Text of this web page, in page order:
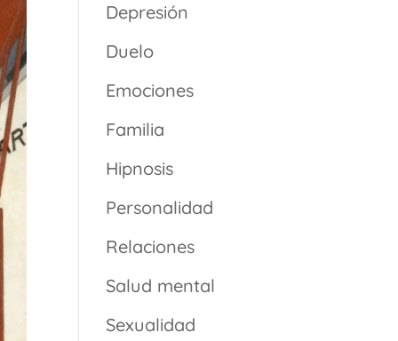
Depresión
Duelo
Emociones
Familia
Hipnosis
Personalidad
Relaciones
Salud mental
Sexualidad